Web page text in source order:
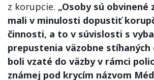
z korupcie. „Osoby sú obvinené
mali v minulosti dopustiť
činnosti, a to v súvislosti s
prepustenia väzobne
boli vzaté do väzby v rámci
známej pod krycím názvom